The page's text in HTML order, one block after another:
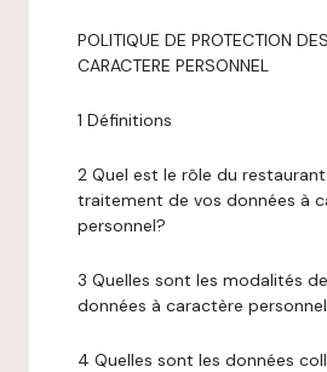
POLITIQUE DE PROTECTION
CARACTERE PERSONNEL
1 Définitions
2 Quel est le rôle du
traitement de vos données à
personnel?
3 Quelles sont les modalités
données à caractère
4 Quelles sont les données